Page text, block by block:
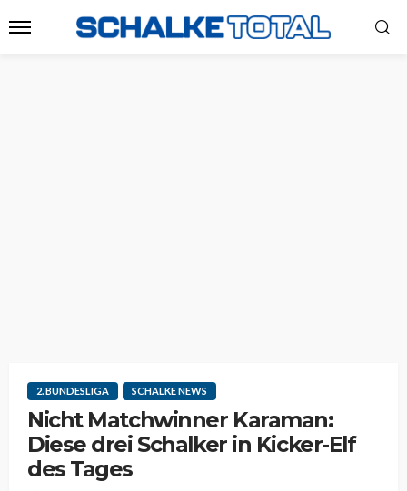
2. BUNDESLIGA SCHALKE NEWS
Nicht Matchwinner Karaman:
Diese drei Schalker in Kicker-Elf
des Tages